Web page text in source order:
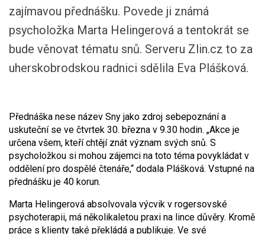
zajímavou přednášku. Povede ji známá
psycholožka Marta Helingerová a tentokrát se
bude věnovat tématu snů. Serveru Zlin.cz to za
uherskobrodskou radnici sdělila Eva Plášková.
Přednáška nese název Sny jako zdroj sebepoznání a
uskuteční se ve čtvrtek 30. března v 9.30 hodin. „Akce je
určena všem, kteří chtějí znát význam svých snů. S
psycholožkou si mohou zájemci na toto téma povykládat v
oddělení pro dospělé čtenáře,“ dodala Plášková. Vstupné na
přednášku je 40 korun.
Marta Helingerová absolvovala výcvik v rogersovské
psychoterapii, má několikaletou praxi na lince důvěry. Kromě
práce s klienty také překládá a publikuje. Ve své